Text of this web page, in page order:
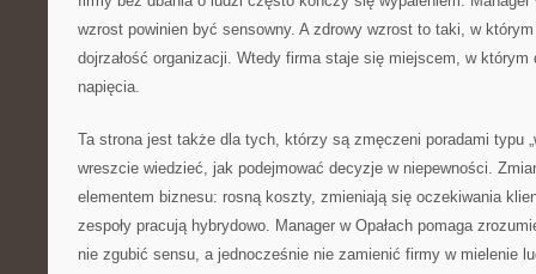
wzrost powinien być sensowny. A zdrowy wzrost to taki, w
dojrzałość organizacji. Wtedy firma staje się miejscem, w którym
napięcia.
Ta strona jest także dla tych, którzy są zmęczeni poradami typu
wreszcie wiedzieć, jak podejmować decyzje w niepewności.
elementem biznesu: rosną koszty, zmieniają się oczekiwania
zespoły pracują hybrydowo. Manager w Opałach pomaga
nie zgubić sensu, a jednocześnie nie zamienić firmy w mielenie